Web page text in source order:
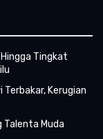
Tingkat
Terbakar, Kerugian
Talenta Muda